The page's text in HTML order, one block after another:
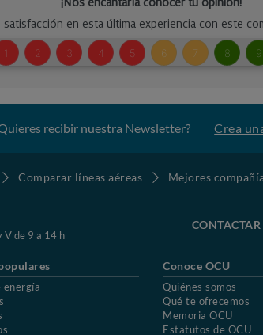
recibir nuestra Newsletter? Crea
Comparar líneas aéreas Mejores
V de 9 a 14 h
CONTACTAR
energía
Conoce OCU
Quiénes somos
Qué te ofrecemos
Memoria OCU
Estatutos de OCU